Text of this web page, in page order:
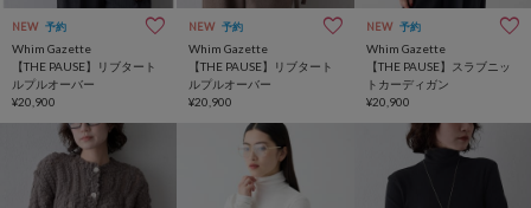
NEW 予約
Whim Gazette
【THE PAUSE】リブタート
ルプルオーバー
¥20,900
NEW 予約
Whim Gazette
【THE PAUSE】リブタート
ルプルオーバー
¥20,900
NEW 予約
Whim Gazette
【THE PAUSE】スラブニッ
トカーディガン
¥20,900